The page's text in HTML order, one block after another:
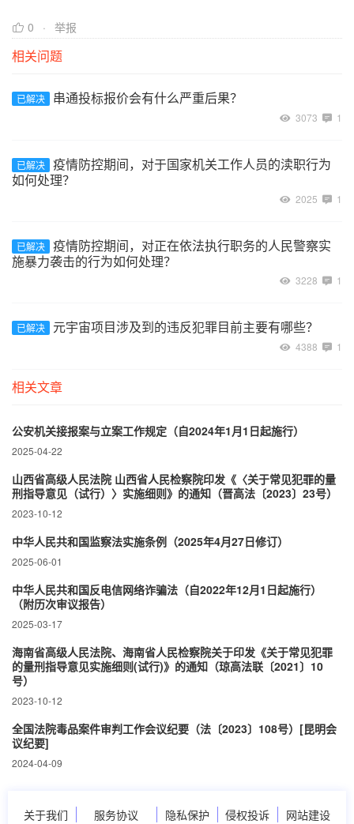
0 举报
相关问题
已解决 串通投标报价会有什么严重后果？
3073 1
已解决 疫情防控期间，对于国家机关工作人员的渎职行为
如何处理？
2025 1
已解决 疫情防控期间，对正在依法执行职务的人民警察实
施暴力袭击的行为如何处理？
3228 1
已解决 元宇宙项目涉及到的违反犯罪目前主要有哪些？
4388 1
相关文章
公安机关接报案与立案工作规定（自2024年1月1日起施行）
2025-04-22
山西省高级人民法院 山西省人民检察院印发《〈关于常见犯罪的量
刑指导意见（试行）〉实施细则》的通知（晋高法〔2023〕23号）
2023-10-12
中华人民共和国监察法实施条例（2025年4月27日修订）
2025-06-01
中华人民共和国反电信网络诈骗法（自2022年12月1日起施行）
（附历次审议报告）
2025-03-17
海南省高级人民法院、海南省人民检察院关于印发《关于常见犯罪
的量刑指导意见实施细则(试行)》的通知（琼高法联〔2021〕10
号）
2023-10-12
全国法院毒品案件审判工作会议纪要（法〔2023〕108号）[昆明会
议纪要]
2024-04-09
关于我们 服务协议 隐私保护 侵权投诉 网站建设